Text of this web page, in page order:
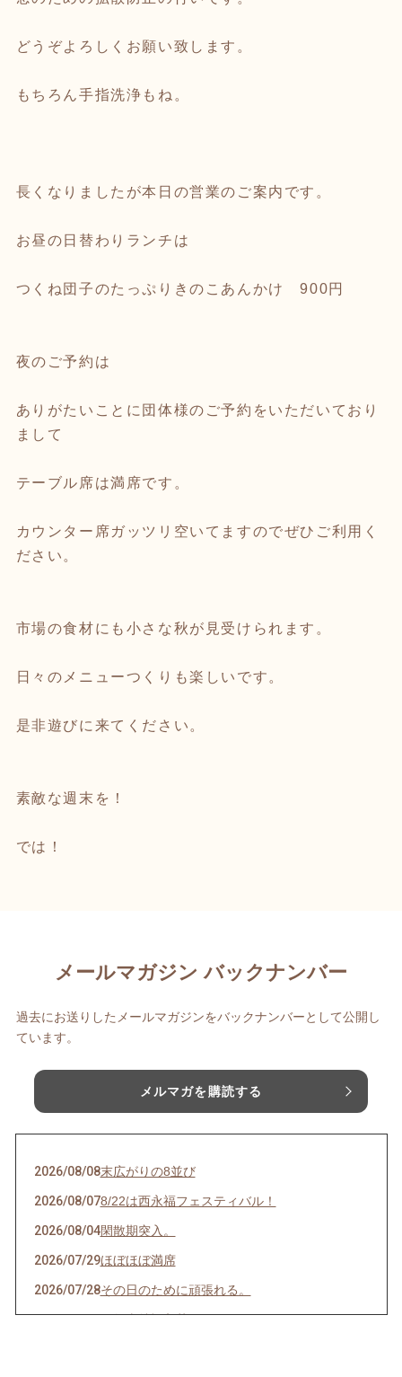
どうぞよろしくお願い致します。
もちろん手指洗浄もね。
長くなりましたが本日の営業のご案内です。
お昼の日替わりランチは
つくね団子のたっぷりきのこあんかけ 900円
夜のご予約は
ありがたいことに団体様のご予約をいただいており
まして
テーブル席は満席です。
カウンター席ガッツリ空いてますのでぜひご利用く
ださい。
市場の食材にも小さな秋が見受けられます。
日々のメニューつくりも楽しいです。
是非遊びに来てください。
素敵な週末を！
では！
メールマガジン バックナンバー
過去にお送りしたメールマガジンをバックナンバーとして公開し
ています。
メルマガを購読する
2026/08/08末広がりの8並び
2026/08/078/22は西永福フェスティバル！
2026/08/04閑散期突入。
2026/07/29ほぼほぼ満席
2026/07/28その日のために頑張れる。
2026/07/27天然岩牡蠣入荷